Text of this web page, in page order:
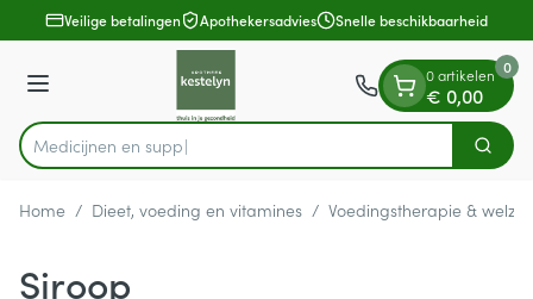
Ga naar de inhoud
1 van 1Veilige betalingen Apothekersadvies Snelle beschikbaarheid
Menu
Product, merk, categorie... Zoek
0 artikelen
€ 0,00
0
Home / Dieet, voeding en vitamines / Voedingstherapie & welzijn
Siroop